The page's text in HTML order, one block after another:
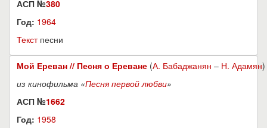
АСП №380
Год: 1964
Текстпесни
Мой Ереван // Песня о Ереване (А. Бабаджанян – Н. Адамян)
из кинофильма «Песня первой любви»
АСП №1662
Год: 1958